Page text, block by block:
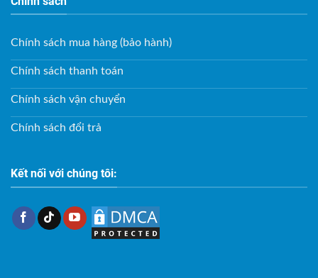
Chính sách mua hàng (bảo hành)
Chính sách thanh toán
Chính sách vận chuyển
Chính sách đổi trả
Kết nối với chúng tôi: